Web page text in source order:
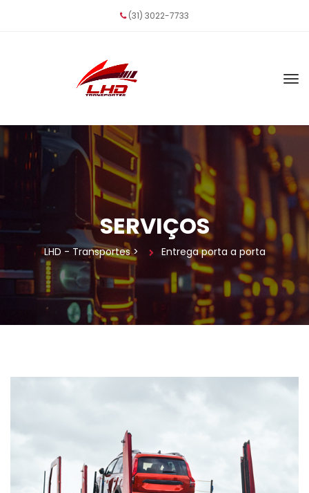
(31) 3022-7733
SERVIÇOS
LHD - Transporte > Entrega porta a porta